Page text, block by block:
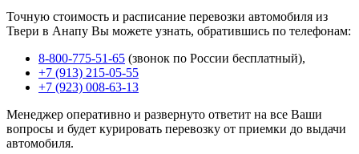
Точную стоимость и расписание перевозки автомобиля из
Твери в Анапу Вы можете узнать, обратившись по телефонам:
8-800-775-51-65 (звонок по России бесплатный),
+7 (913) 215-05-55
+7 (923) 008-63-13
Менеджер оперативно и развернуто ответит на все Ваши
вопросы и будет курировать перевозку от приемки до выдачи
автомобиля.